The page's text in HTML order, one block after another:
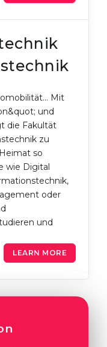
Mit
und
die Fakultät
zu
so
wie Digital
oder
und
LEARN MORE